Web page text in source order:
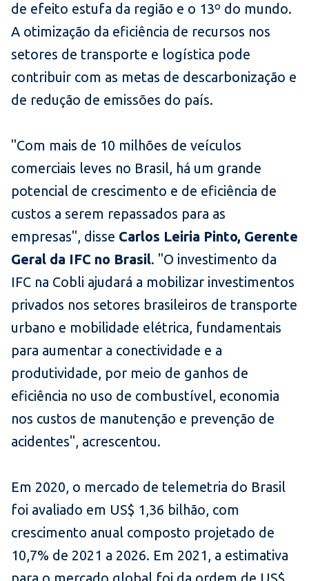
de efeito estufa da região e o 13º do mundo.
A otimização da eficiência de recursos nos
setores de transporte e logística pode
contribuir com as metas de descarbonização e
de redução de emissões do país.
"Com mais de 10 milhões de veículos
comerciais leves no Brasil, há um grande
potencial de crescimento e de eficiência de
custos a serem repassados para as
empresas", disse Carlos Leiria Pinto, Gerente
Geral da IFC no Brasil. "O investimento da
IFC na Cobli ajudará a mobilizar investimentos
privados nos setores brasileiros de transporte
urbano e mobilidade elétrica, fundamentais
para aumentar a conectividade e a
produtividade, por meio de ganhos de
eficiência no uso de combustível, economia
nos custos de manutenção e prevenção de
acidentes", acrescentou.
Em 2020, o mercado de telemetria do Brasil
foi avaliado em US$ 1,36 bilhão, com
crescimento anual composto projetado de
10,7% de 2021 a 2026. Em 2021, a estimativa